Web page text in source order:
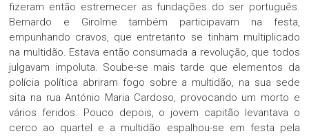
fizeram então estremecer as fundações do ser português.
Bernardo e Girolme também participavam na festa,
empunhando cravos, que entretanto se tinham multiplicado
na multidão. Estava então consumada a revolução, que todos
julgavam impoluta. Soube-se mais tarde que elementos da
polícia política abriram fogo sobre a multidão, na sua sede
sita na rua António Maria Cardoso, provocando um morto e
vários feridos. Pouco depois, o jovem capitão levantava o
cerco ao quartel e a multidão espalhou-se em festa pela